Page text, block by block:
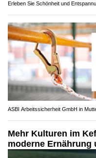
Erleben Sie Schönheit und
ASBI Arbeitssicherheit GmbH in
Mehr Kulturen im
moderne Ernährung